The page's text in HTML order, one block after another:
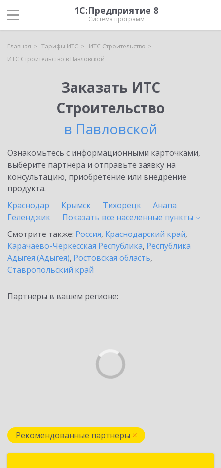
1С:Предприятие 8
Система программ
Главная Тарифы ИТС
ИТС Строительство
ИТС Строительство в Павловской
Заказать ИТС
Строительство
в Павловской
Ознакомьтесь с информационными карточками,
выберите партнёра и отправьте заявку на
консультацию, приобретение или внедрение
продукта.
Краснодар
Крымск Тихорецк
Анапа
Геленджик
Показать все населенные пункты
Смотрите также: Россия, Краснодарский край,
Карачаево-Черкесская Республика, Республика
Адыгея (Адыгея), Ростовская область,
Ставропольский край
Партнеры в вашем регионе:
Рекомендованные партнеры